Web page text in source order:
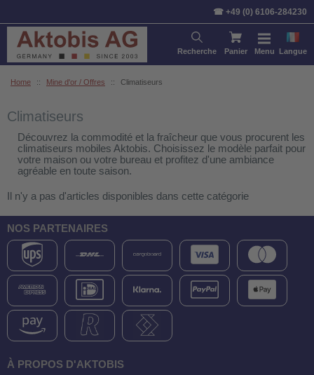
☎ +49 (0) 6106-284230
Recherche Panier Menu Langue
Home :: Mine d'or / Offres :: Climatiseurs
Climatiseurs
Découvrez la commodité et la fraîcheur que vous procurent les
climatiseurs mobiles Aktobis. Choisissez le modèle parfait pour
votre maison ou votre bureau et profitez d'une ambiance
agréable en toute saison.
Il n'y a pas d'articles disponibles dans cette catégorie
NOS PARTENAIRES
À PROPOS D'AKTOBIS